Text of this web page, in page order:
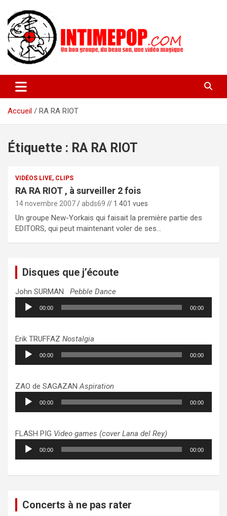
contenu
intimepop.com
actuelles pop rock, post-rock, indé sur Lyon. rock pop concert
lyon
Accueil
RA RA RIOT
Étiquette : RA RA RIOT
VIDÉOS LIVE, CLIPS
RA RA RIOT , à surveiller 2 fois
14 novembre 2007 abds69 // 1 401 vues
Un groupe New-Yorkais qui faisait la première partie des
EDITORS, qui peut maintenant voler de ses…
Disques que j’écoute
John SURMAN Pebble Dance
Lecteur
audio
00:00 00:00
Erik TRUFFAZ Nostalgia
Lecteur
audio
00:00 00:00
ZAO de SAGAZANAspiration
Lecteur
audio
00:00 00:00
FLASH PIG Video games (cover Lana del Rey)
Lecteur
audio
00:00 00:00
Concerts à ne pas rater